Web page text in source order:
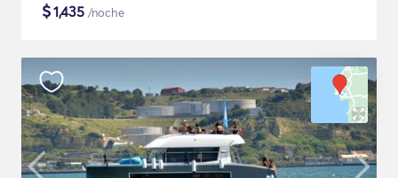
$1,435 /noche